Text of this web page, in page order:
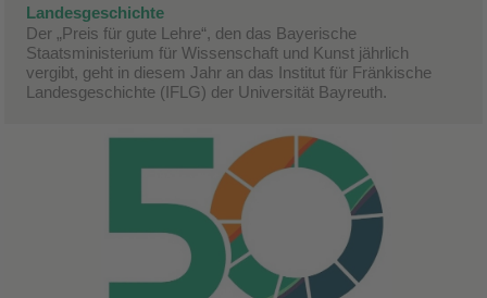
Landesgeschichte
Der „Preis für gute Lehre“, den das Bayerische
Staatsministerium für Wissenschaft und Kunst jährlich
vergibt, geht in diesem Jahr an das Institut für Fränkische
Landesgeschichte (IFLG) der Universität Bayreuth.